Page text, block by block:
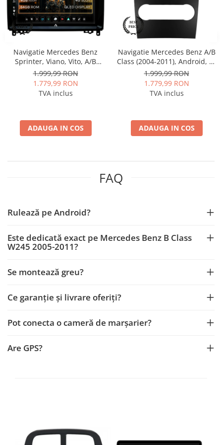
Navigații universale 2DIN
Navigații universale 1DIN
Rame adaptoare auto
Rame adaptoare auto
Rame adaptoare Volkswagen
Rame adaptoare M-Benz
Rame adaptoare Opel
Rame adaptoare Audi
Rame adaptoare BMW
Rame adaptoare Seat
Rame adaptoare Renault
Rame adaptoare Citroen
Navigatie Mercedes Benz
Sprinter, Viano, Vito, A/B
Class, Crafter, Android, A-
Octacore / 4GB RAM + 64GB
ROM, 9 Inch - AD-
BGA9004+AD-BGRKIT407
1.999,99 RON
1.779,99 RON
TVA inclus
ADAUGA IN COS
Navigatie Mercedes Benz A/B
Class (2004-2011), Android, A-
Octacore / 4GB RAM + 64GB
ROM, 9 Inch - AD-
BGA9004+AD-BGRKIT420
1.999,99 RON
1.779,99 RON
TVA inclus
ADAUGA IN COS
FAQ
Rulează pe Android?
Este dedicată exact pe Mercedes Benz B Class
W245 2005-2011?
Se montează greu?
Ce garanție și livrare oferiți?
Pot conecta o cameră de marșarier?
Are GPS?